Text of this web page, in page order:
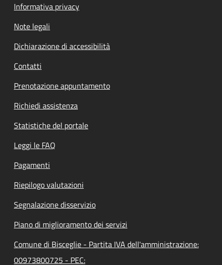
Informativa privacy
Note legali
Dichiarazione di accessibilità
Contatti
Prenotazione appuntamento
Richiedi assistenza
Statistiche del portale
Leggi le FAQ
Pagamenti
Riepilogo valutazioni
Segnalazione disservizio
Piano di miglioramento dei servizi
Comune di Bisceglie - Partita IVA dell'amministrazione:
00973800725 - PEC: